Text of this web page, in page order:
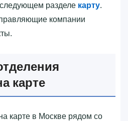
разделе карту.
компании
карте
карте в Москве рядом со